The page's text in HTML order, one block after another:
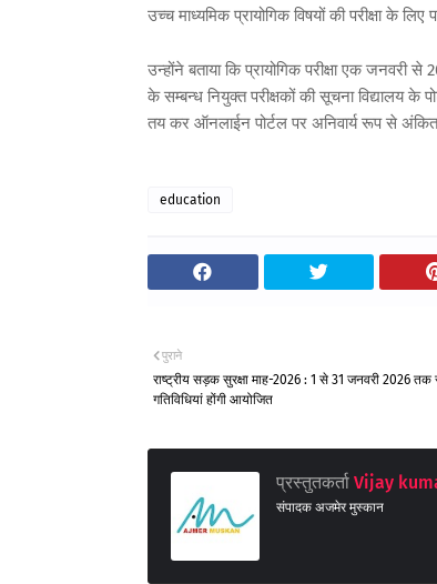
उच्च माध्यमिक प्रायोगिक विषयों की परीक्षा के
उन्होंने बताया कि प्रायोगिक परीक्षा एक जनवरी
के सम्बन्ध नियुक्त परीक्षकों की सूचना विद्यालय के
तय कर ऑनलाईन पोर्टल पर अनिवार्य रूप से
education
पुराने
राष्ट्रीय सड़क सुरक्षा माह-2026 : 1 से 31 जनवरी 2026 तक
गतिविधियां होंगी आयोजित
प्रस्तुतकर्ता Vijay
संपादक अजमेर मुस्कान